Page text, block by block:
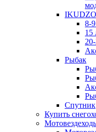
8-
15
Рыбак
Спутник
Купить